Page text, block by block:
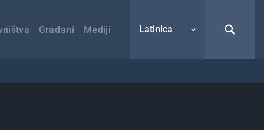
Građani Mediji Latinica